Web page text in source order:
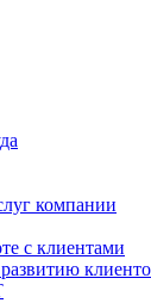
компании
с клиентами